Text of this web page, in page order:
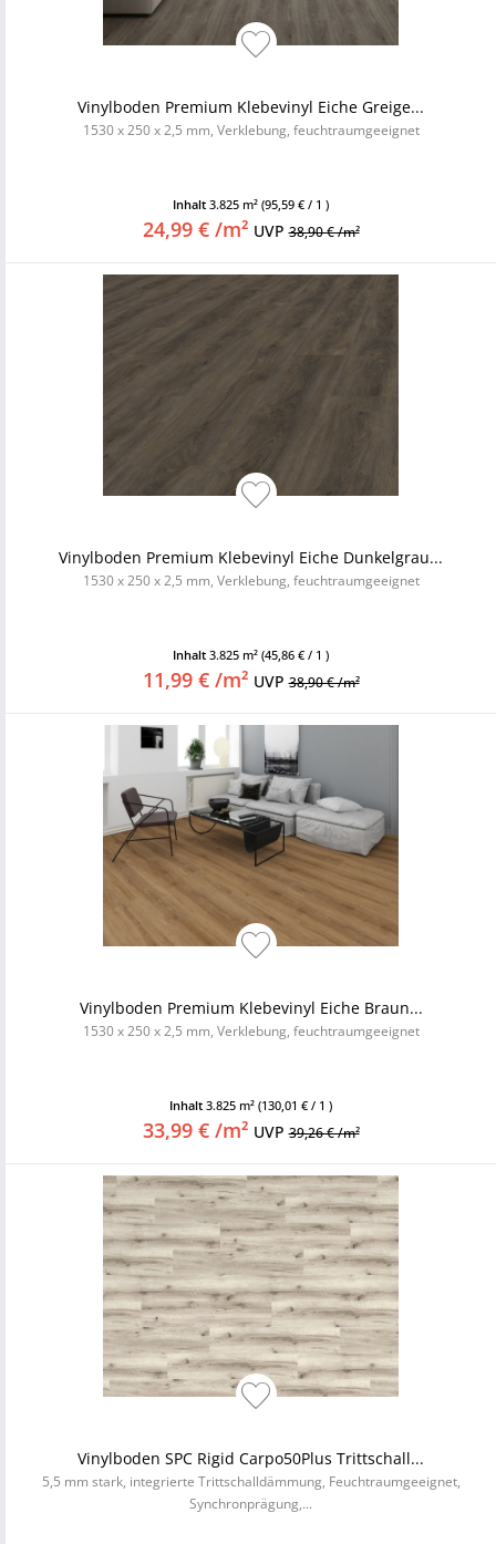
Vinylboden Premium Klebevinyl Eiche Greige...
1530 x 250 x 2,5 mm, Verklebung, feuchtraumgeeignet
Inhalt 3.825 m² (95,59 € / 1 )
24,99 € /m² UVP38,90 € /m²
Vinylboden Premium Klebevinyl Eiche Dunkelgrau...
1530 x 250 x 2,5 mm, Verklebung, feuchtraumgeeignet
Inhalt 3.825 m² (45,86 € / 1 )
11,99 € /m² UVP38,90 € /m²
Vinylboden Premium Klebevinyl Eiche Braun...
1530 x 250 x 2,5 mm, Verklebung, feuchtraumgeeignet
Inhalt 3.825 m² (130,01 € / 1 )
33,99 € /m² UVP39,26 € /m²
Vinylboden SPC Rigid Carpo50Plus Trittschall...
5,5 mm stark, integrierte Trittschalldämmung, Feuchtraumgeeignet,
Synchronprägung,...